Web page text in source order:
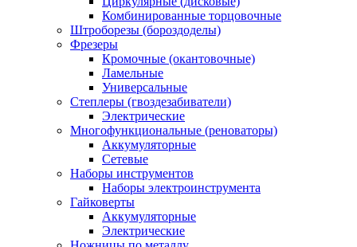
Комбинированные торцовочные
Штроборезы (бороздоделы)
Фрезеры
Кромочные (окантовочные)
Ламельные
Универсальные
Степлеры (гвоздезабиватели)
Электрические
Многофункциональные (реноваторы)
Аккумуляторные
Сетевые
Наборы инструментов
Наборы электроинструмента
Гайковерты
Аккумуляторные
Электрические